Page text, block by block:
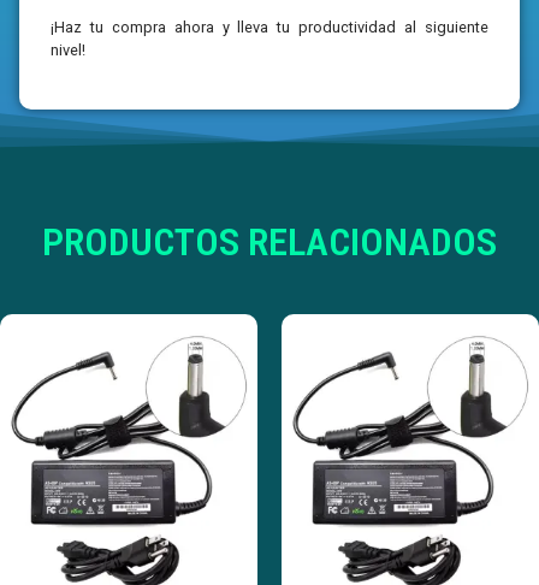
¡Haz tu compra ahora y lleva tu productividad al siguiente
nivel!
PRODUCTOS RELACIONADOS